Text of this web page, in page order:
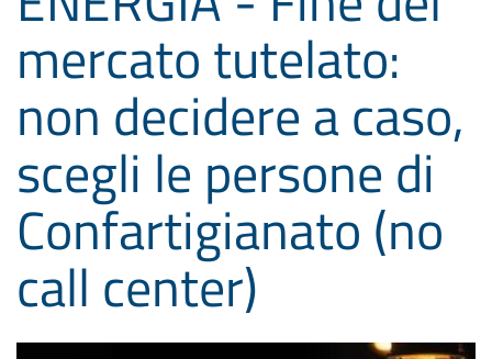
principali
ultime
novità
da
[6]
mercato tutelato:
non decidere a caso,
scegli le persone di
Confartigianato (no
call center)